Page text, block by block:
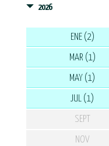
2026
ENE (2)
MAR (1)
MAY (1)
JUL (1)
SEPT
NOV